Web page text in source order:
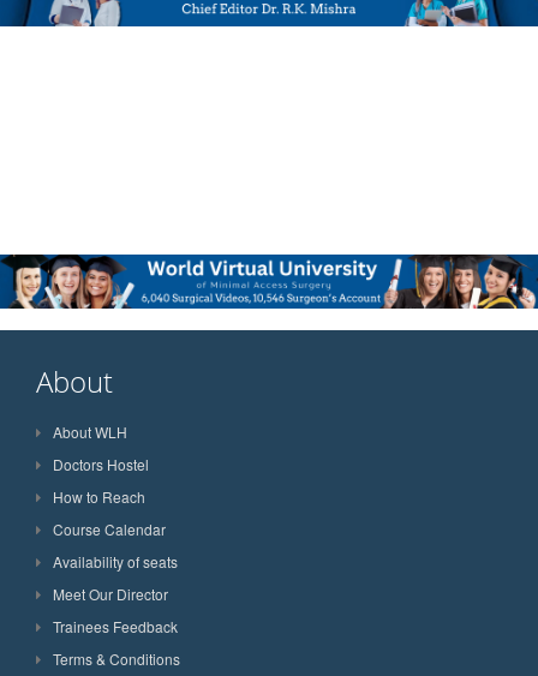
About
About WLH
Doctors Hostel
How to Reach
Course Calendar
Availability of seats
Meet Our Director
Trainees Feedback
Terms & Conditions